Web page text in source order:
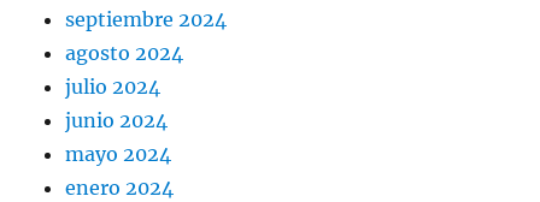
septiembre 2024
agosto 2024
julio 2024
junio 2024
mayo 2024
enero 2024